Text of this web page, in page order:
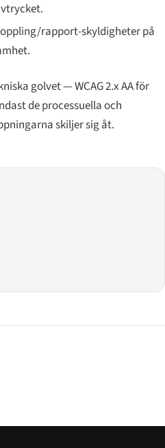
rapport-skyldigheter på
golvet — WCAG 2.x AA för
de processuella och
skiljer sig åt.